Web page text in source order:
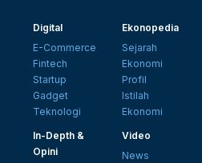
Digital
E-Commerce
Fintech
Startup
Gadget
Teknologi
Ekonopedia
Sejarah
Ekonomi
Profil
Istilah
Ekonomi
In-Depth &
Opini
Video
News